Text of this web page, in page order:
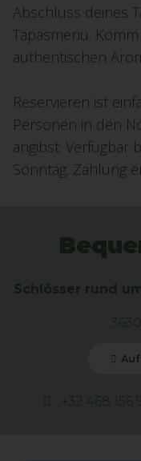
Abschluss deines
Tapasmenü.
authentischen
Reservieren ist
Personen in den
angibst. Verfügbar
Sonntag. Zahlung
Schlösser rund
+32 468 156